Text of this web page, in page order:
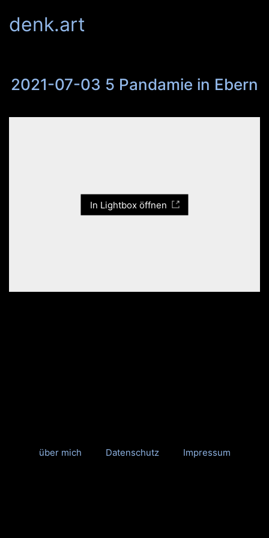
denk.art
2021-07-03 5 Pandamie in Ebern
In Lightbox öffnen
über mich Datenschutz Impressum